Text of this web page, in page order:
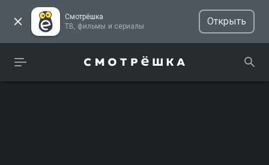
Смотрёшка
ТВ, фильмы и сериалы
Открыть